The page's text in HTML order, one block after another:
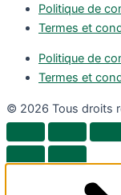
Politique de
Termes et
Politique de
Termes et
© 2026 Tous droits